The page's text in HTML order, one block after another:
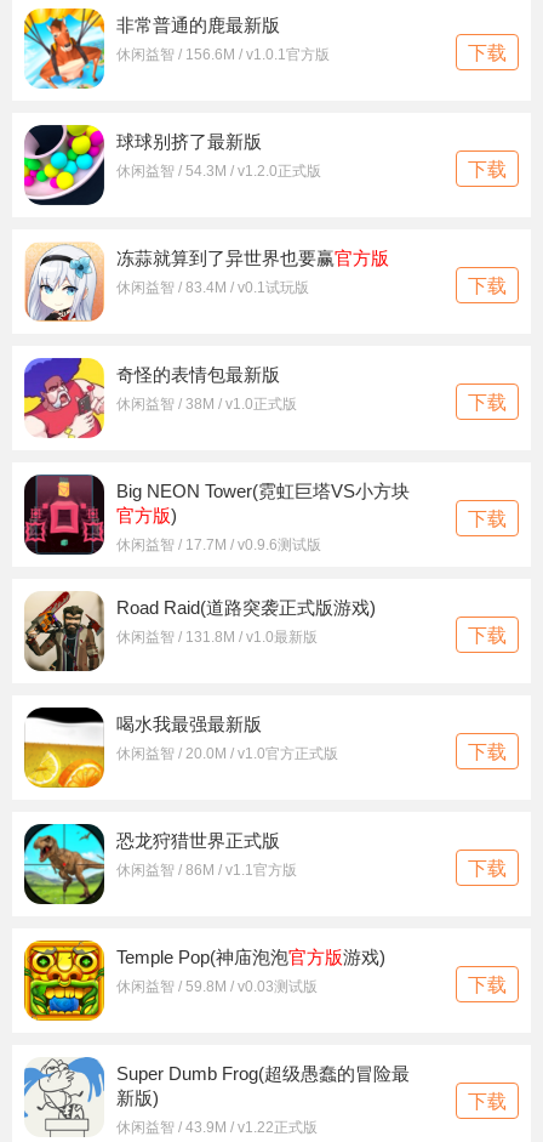
非常普通的鹿最新版
休闲益智 / 156.6M / v1.0.1官方版 下载
球球别挤了最新版
休闲益智 / 54.3M / v1.2.0正式版 下载
冻蒜就算到了异世界也要赢官方版
休闲益智 / 83.4M / v0.1试玩版 下载
奇怪的表情包最新版
休闲益智 / 38M / v1.0正式版 下载
Big NEON Tower(霓虹巨塔VS小方块
官方版)
休闲益智 / 17.7M / v0.9.6测试版
下载
Road Raid(道路突袭正式版游戏)
休闲益智 / 131.8M / v1.0最新版 下载
喝水我最强最新版
休闲益智 / 20.0M / v1.0官方正式版 下载
恐龙狩猎世界正式版
休闲益智 / 86M / v1.1官方版 下载
Temple Pop(神庙泡泡官方版游戏)
休闲益智 / 59.8M / v0.03测试版 下载
Super Dumb Frog(超级愚蠢的冒险最
新版)
休闲益智 / 43.9M / v1.22正式版
下载